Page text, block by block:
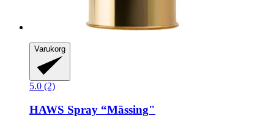
Varukorg
5.0 (2)
HAWS Spray “Mässing"